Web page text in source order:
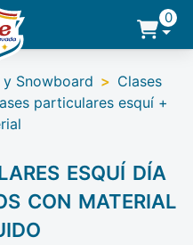
0
y Snowboard > Clases
particulares esquí +
esquí día
con material